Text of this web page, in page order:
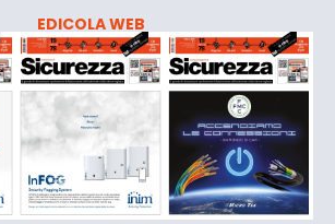
EDICOLA WEB